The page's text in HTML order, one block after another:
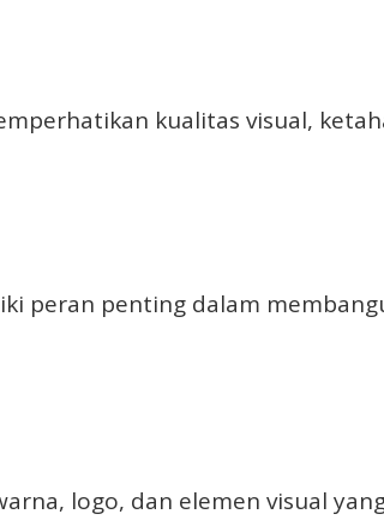
kualitas visual,
peran penting dalam
logo, dan elemen visual